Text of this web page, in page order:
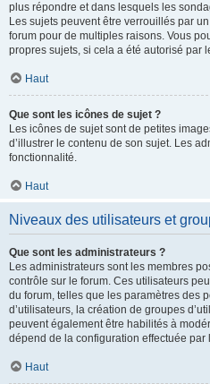
plus répondre et dans lesquels les
Les sujets peuvent être verrouillés par
forum pour de multiples raisons. Vous
propres sujets, si cela a été autorisé par
Haut
Que sont les icônes de sujet ?
Les icônes de sujet sont de petites
d’illustrer le contenu de son sujet. Les
fonctionnalité.
Haut
Niveaux des utilisateurs et
Que sont les administrateurs ?
Les administrateurs sont les membres
contrôle sur le forum. Ces utilisateurs
du forum, telles que les paramètres des
d’utilisateurs, la création de groupes
peuvent également être habilités à
dépend de la configuration effectuée par
Haut